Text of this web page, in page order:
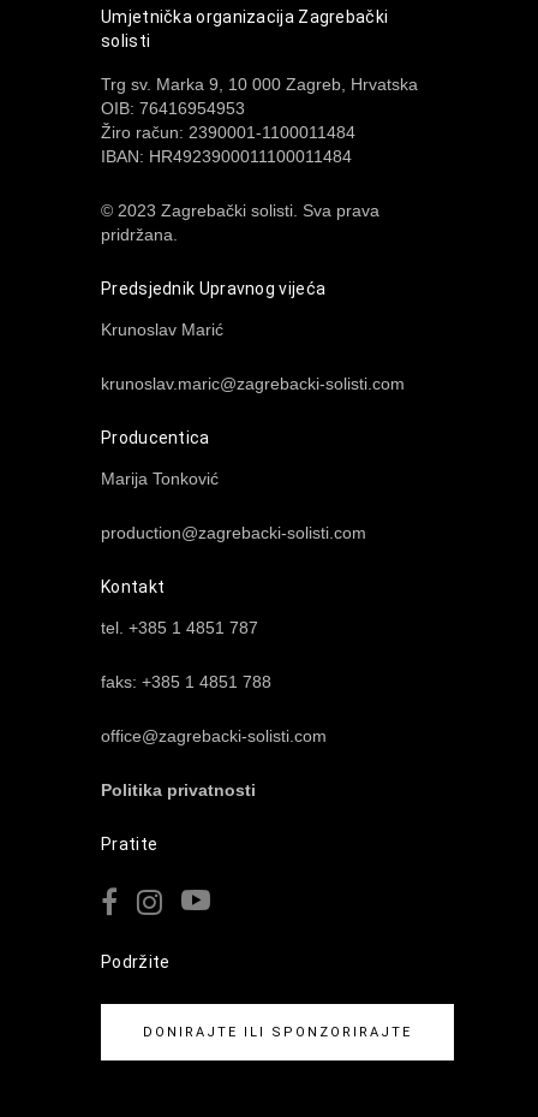
Umjetnička organizacija Zagrebački
solisti
Trg sv. Marka 9, 10 000 Zagreb, Hrvatska
OIB: 76416954953
Žiro račun: 2390001-1100011484
IBAN: HR4923900011100011484
© 2023 Zagrebački solisti. Sva prava
pridržana.
Predsjednik Upravnog vijeća
Krunoslav Marić
krunoslav.maric@zagrebacki-solisti.com
Producentica
Marija Tonković
production@zagrebacki-solisti.com
Kontakt
tel. +385 1 4851 787
faks: +385 1 4851 788
office@zagrebacki-solisti.com
Politika privatnosti
Pratite
Podržite
DONIRAJTE ILI SPONZORIRAJTE